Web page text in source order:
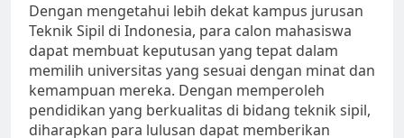
Dengan mengetahui lebih dekat kampus jurusan
Teknik Sipil di Indonesia, para calon mahasiswa
dapat membuat keputusan yang tepat dalam
memilih universitas yang sesuai dengan minat dan
kemampuan mereka. Dengan memperoleh
pendidikan yang berkualitas di bidang teknik sipil,
diharapkan para lulusan dapat memberikan